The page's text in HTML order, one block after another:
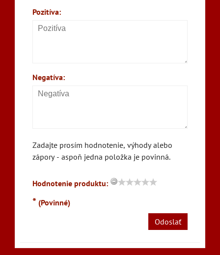
Pozitíva:
Negatíva:
Zadajte prosím hodnotenie, výhody alebo
zápory - aspoň jedna položka je povinná.
Hodnotenie produktu:
* (Povinné)
Odoslať